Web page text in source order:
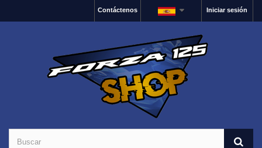
Iniciar sesión
Contáctenos